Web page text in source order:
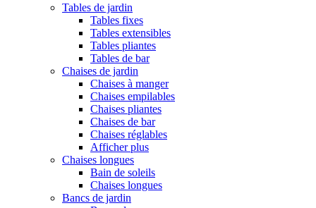
Tables de jardin
Tables fixes
Tables extensibles
Tables pliantes
Tables de bar
Chaises de jardin
Chaises à manger
Chaises empilables
Chaises pliantes
Chaises de bar
Chaises réglables
Afficher plus
Chaises longues
Bain de soleils
Chaises longues
Bancs de jardin